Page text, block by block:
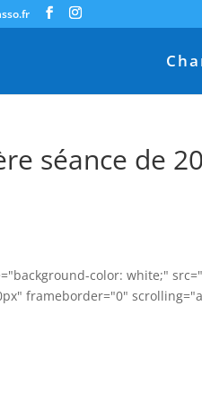
séance de
color: white;"
frameborder="0"